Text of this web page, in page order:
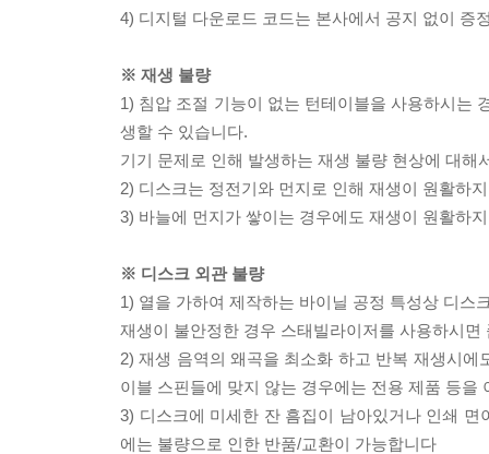
4) 디지털 다운로드 코드는 본사에서 공지 없이 증
※ 재생 불량
1) 침압 조절 기능이 없는 턴테이블을 사용하시는
생할 수 있습니다.
기기 문제로 인해 발생하는 재생 불량 현상에 대
2) 디스크는 정전기와 먼지로 인해 재생이 원활하
3) 바늘에 먼지가 쌓이는 경우에도 재생이 원활하
※ 디스크 외관 불량
1) 열을 가하여 제작하는 바이닐 공정 특성상 디스
재생이 불안정한 경우 스태빌라이저를 사용하시
2) 재생 음역의 왜곡을 최소화 하고 반복 재생시
이블 스핀들에 맞지 않는 경우에는 전용 제품 등
3) 디스크에 미세한 잔 흠집이 남아있거나 인쇄
에는 불량으로 인한 반품/교환이 가능합니다